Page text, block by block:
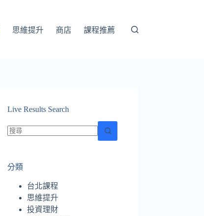
思維提升 商店 課程推薦
Live Results Search
到
分類
台北課程
思維提升
投資理財